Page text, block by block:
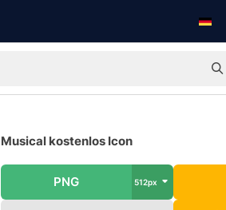
Musical kostenlos Icon
PNG 512px